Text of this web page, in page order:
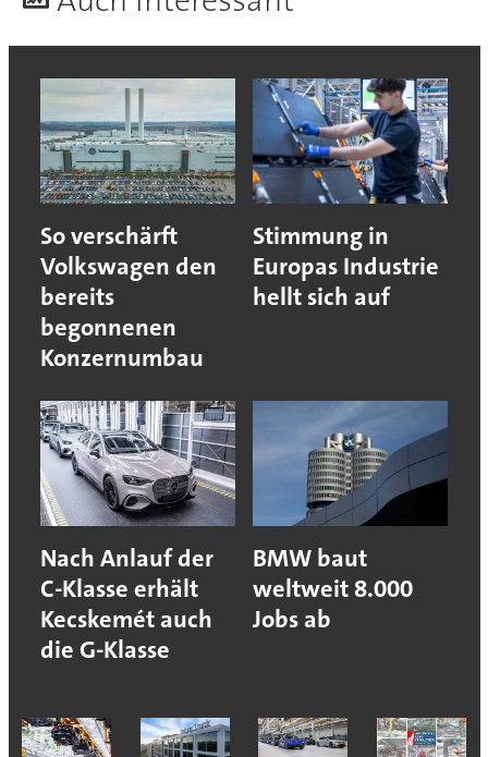
So verschärft
Volkswagen den
bereits
begonnenen
Konzernumbau
Stimmung in
Europas Industrie
hellt sich auf
Nach Anlauf der
C-Klasse erhält
Kecskemét auch
die G-Klasse
BMW baut
weltweit 8.000
Jobs ab